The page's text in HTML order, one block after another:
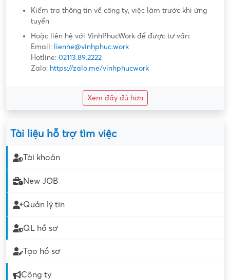
Kiểm tra thông tin về công ty, việc làm trước khi ứng
tuyển
Hoặc liên hệ với VinhPhucWork để được tư vấn:
Email: lienhe@vinhphuc.work
Hotline: 02113.89.2222
Zalo: https://zalo.me/vinhphucwork
Xem đầy đủ hơn
Tài liệu hỗ trợ tìm việc
Tài khoản
New JOB
Quản lý tin
QL hồ sơ
Tạo hồ sơ
Công ty